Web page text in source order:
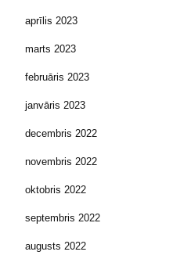
aprīlis 2023
marts 2023
februāris 2023
janvāris 2023
decembris 2022
novembris 2022
oktobris 2022
septembris 2022
augusts 2022